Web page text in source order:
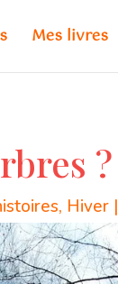
Mes livres
?
, Hiver|